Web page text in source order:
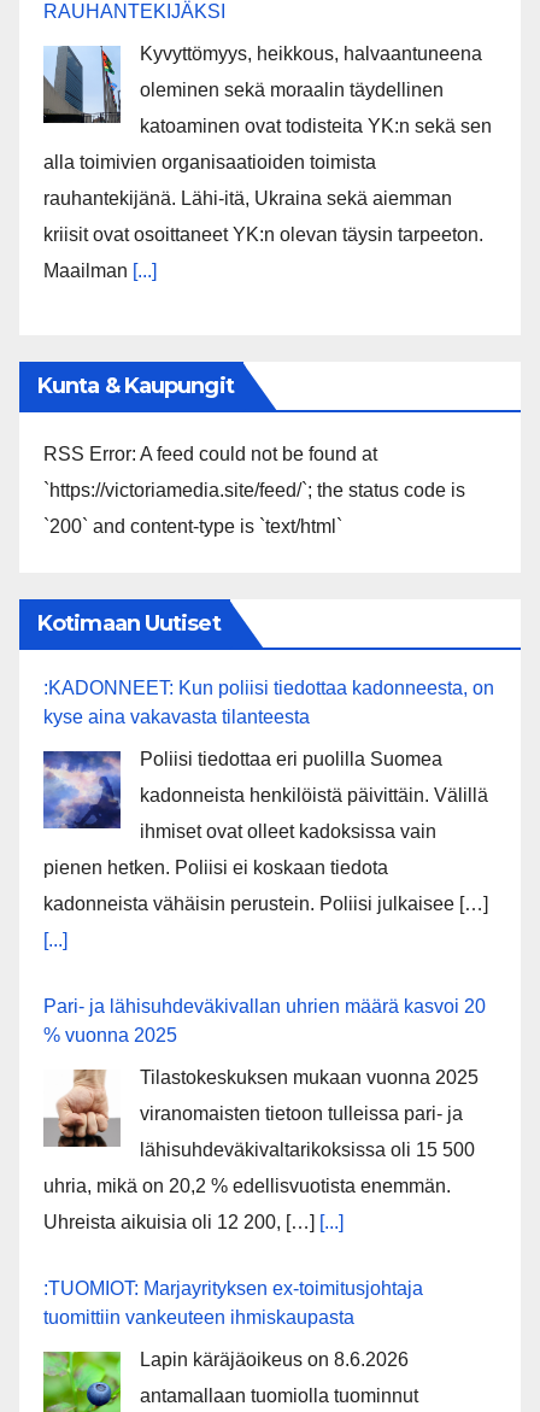
RAUHANTEKIJÄKSI
Kyvyttömyys, heikkous, halvaantuneena
oleminen sekä moraalin täydellinen
katoaminen ovat todisteita YK:n sekä sen
alla toimivien organisaatioiden toimista
rauhantekijänä. Lähi-itä, Ukraina sekä aiemman
kriisit ovat osoittaneet YK:n olevan täysin tarpeeton.
Maailman [...]
Kunta & Kaupungit
RSS Error: A feed could not be found at
`https://victoriamedia.site/feed/`; the status code is
`200` and content-type is `text/html`
Kotimaan Uutiset
:KADONNEET: Kun poliisi tiedottaa kadonneesta, on
kyse aina vakavasta tilanteesta
Poliisi tiedottaa eri puolilla Suomea
kadonneista henkilöistä päivittäin. Välillä
ihmiset ovat olleet kadoksissa vain
pienen hetken. Poliisi ei koskaan tiedota
kadonneista vähäisin perustein. Poliisi julkaisee […]
[...]
Pari- ja lähisuhdeväkivallan uhrien määrä kasvoi 20
% vuonna 2025
Tilastokeskuksen mukaan vuonna 2025
viranomaisten tietoon tulleissa pari- ja
lähisuhdeväkivaltarikoksissa oli 15 500
uhria, mikä on 20,2 % edellisvuotista enemmän.
Uhreista aikuisia oli 12 200, […] [...]
:TUOMIOT: Marjayrityksen ex-toimitusjohtaja
tuomittiin vankeuteen ihmiskaupasta
Lapin käräjäoikeus on 8.6.2026
antamallaan tuomiolla tuominnut